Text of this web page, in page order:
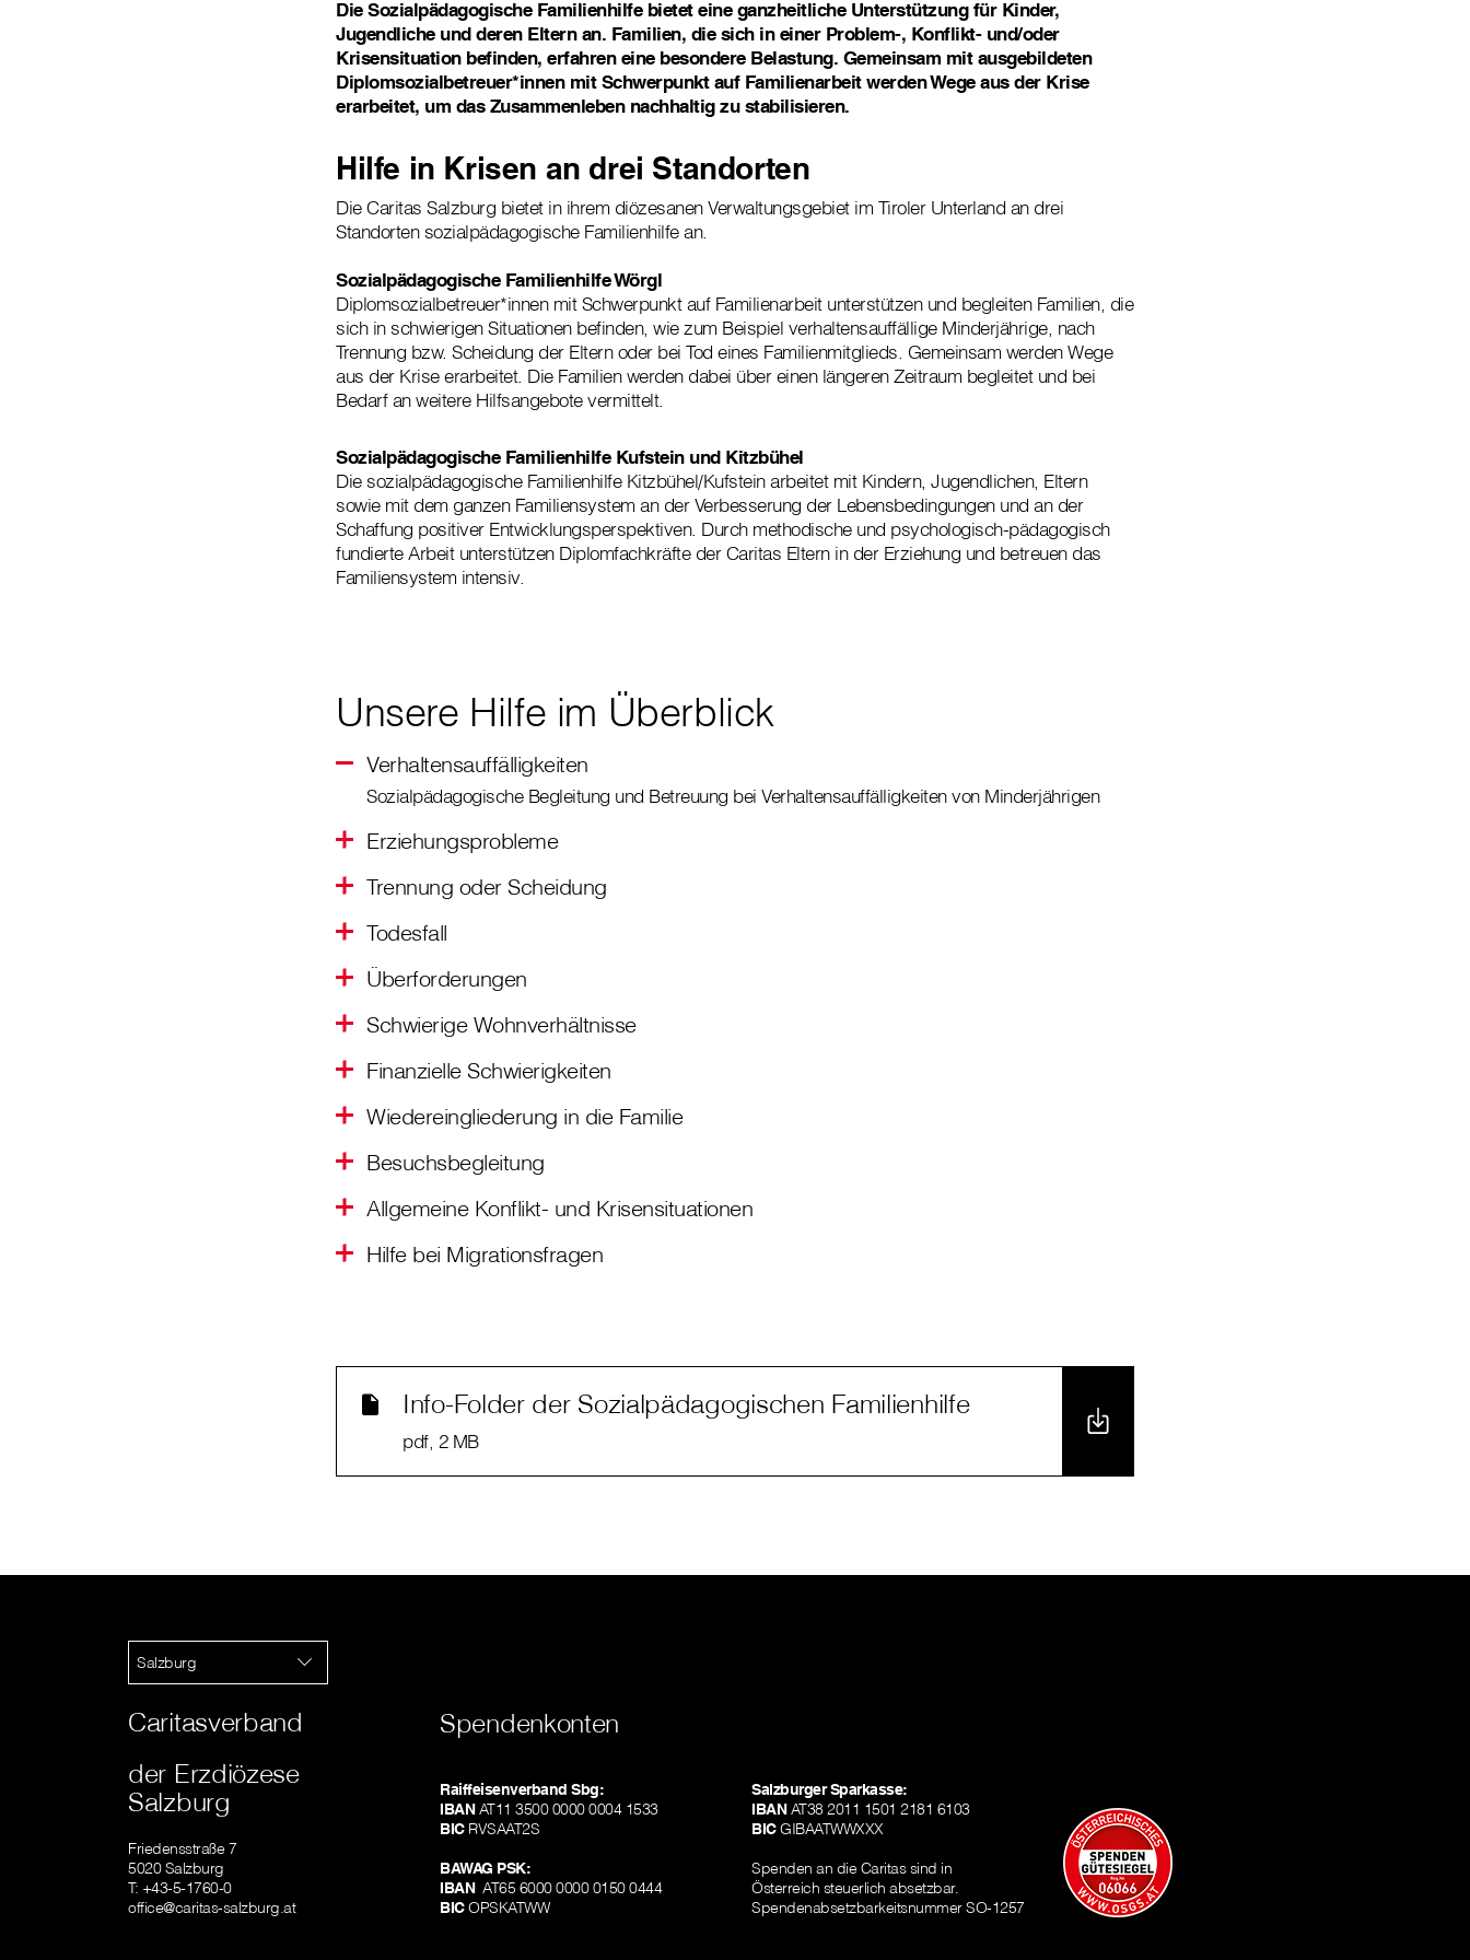
Die Sozialpädagogische Familienhilfe bietet eine ganzheitliche Unterstützung für Kinder,
Jugendliche und deren Eltern an. Familien, die sich in einer Problem-, Konflikt- und/oder
Krisensituation befinden, erfahren eine besondere Belastung. Gemeinsam mit ausgebildeten
Diplomsozialbetreuer*innen mit Schwerpunkt auf Familienarbeit werden Wege aus der Krise
erarbeitet, um das Zusammenleben nachhaltig zu stabilisieren.
Hilfe in Krisen an drei Standorten
Die Caritas Salzburg bietet in ihrem diözesanen Verwaltungsgebiet im Tiroler Unterland an drei
Standorten sozialpädagogische Familienhilfe an.
Sozialpädagogische Familienhilfe Wörgl
Diplomsozialbetreuer*innen mit Schwerpunkt auf Familienarbeit unterstützen und begleiten Familien, die
sich in schwierigen Situationen befinden, wie zum Beispiel verhaltensauffällige Minderjährige, nach
Trennung bzw. Scheidung der Eltern oder bei Tod eines Familienmitglieds. Gemeinsam werden Wege
aus der Krise erarbeitet. Die Familien werden dabei über einen längeren Zeitraum begleitet und bei
Bedarf an weitere Hilfsangebote vermittelt.
Sozialpädagogische Familienhilfe Kufstein und Kitzbühel
Die sozialpädagogische Familienhilfe Kitzbühel/Kufstein arbeitet mit Kindern, Jugendlichen, Eltern
sowie mit dem ganzen Familiensystem an der Verbesserung der Lebensbedingungen und an der
Schaffung positiver Entwicklungsperspektiven. Durch methodische und psychologisch-pädagogisch
fundierte Arbeit unterstützen Diplomfachkräfte der Caritas Eltern in der Erziehung und betreuen das
Familiensystem intensiv.
Unsere Hilfe im Überblick
Verhaltensauffälligkeiten
Sozialpädagogische Begleitung und Betreuung bei Verhaltensauffälligkeiten von Minderjährigen
Erziehungsprobleme
Trennung oder Scheidung
Todesfall
Überforderungen
Schwierige Wohnverhältnisse
Finanzielle Schwierigkeiten
Wiedereingliederung in die Familie
Besuchsbegleitung
Allgemeine Konflikt- und Krisensituationen
Hilfe bei Migrationsfragen
Info-Folder der Sozialpädagogischen Familienhilfe
pdf, 2 MB
Salzburg
Caritasverband
der Erzdiözese
Salzburg
Friedensstraße 7
5020 Salzburg
T: +43-5-1760-0
office@caritas-salzburg.at
Spendenkonten
Raiffeisenverband Sbg:
IBANAT11 3500 0000 0004 1533
BICRVSAAT2S
BAWAG PSK:
IBANAT65 6000 0000 0150 0444
BICOPSKATWW
Salzburger Sparkasse:
IBANAT38 2011 1501 2181 6103
BICGIBAATWWXXX
Spenden an die Caritas sind in
Österreich steuerlich absetzbar.
Spendenabsetzbarkeitsnummer SO-1257